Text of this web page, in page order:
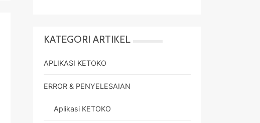
KATEGORI ARTIKEL
APLIKASI KETOKO
ERROR & PENYELESAIAN
Aplikasi KETOKO